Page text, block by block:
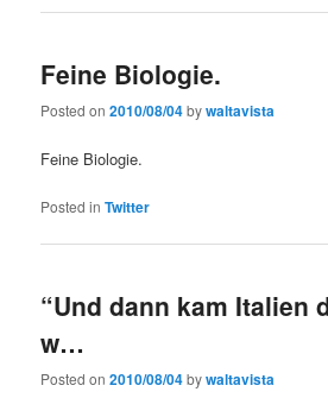
Feine Biologie.
Posted on2010/08/04bywaltavista
Feine Biologie.
Posted in Twitter
“Und dann kam Italien
w…
Posted on2010/08/04bywaltavista